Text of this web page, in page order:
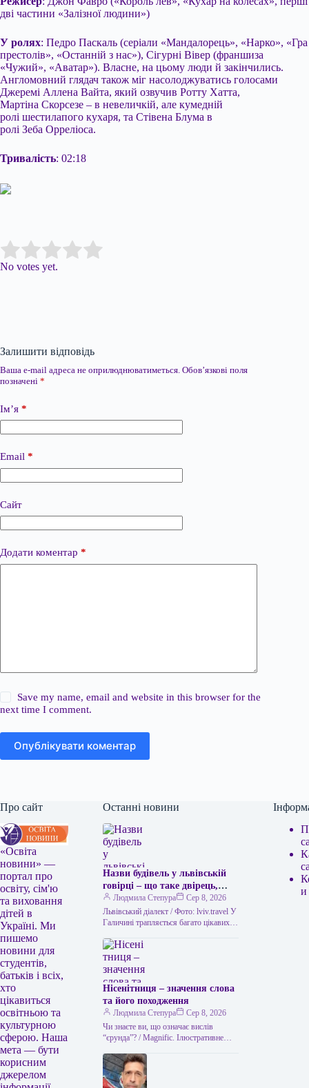
дві частини «Залізної людини»)
У ролях: Педро Паскаль (серіали «Мандалорець», «Нарко», «Гра
престолів», «Останній з нас»), Сігурні Вівер (франшиза
«Чужий», «Аватар»). Власне, на цьому люди й закінчились.
Англомовний глядач також міг насолоджуватись голосами
Джеремі Аллена Вайта, який озвучив Ротту Хатта,
Мартіна Скорсезе – в невеличкій, але кумедній
ролі шестилапого кухаря, та Стівена Блума в
ролі Зеба Орреліоса.
Тривалість: 02:18
Rate this item:
No votes yet.
Залишити відповідь
Ваша e-mail адреса не оприлюднюватиметься. Обов’язкові поля
позначені *
Ім’я *
Email *
Сайт
Додати коментар *
Save my name, email and website in this browser for the
next time I comment.
Опублікувати коментар
Про сайт
«Освіта
новини» —
портал про
освіту, сім'ю
та виховання
дітей в
Україні. Ми
пишемо
новини для
студентів,
батьків і всіх,
хто
цікавиться
освітньою та
культурною
сферою. Наша
мета — бути
корисним
джерелом
Останні новини
Назви будівель у львівській
говірці – що таке двірець,
креденс, кнайпа
Людмила Степура
Сер 8, 2026
Львівський діалект / Фото: lviv.travel У
Галичині трапляється багато цікавих
навіть досвідченого мандрівника. Тож
не дивно,…
Нісенітниця – значення слова
та його походження
Людмила Степура
Сер 8, 2026
Чи знаєте ви, що означає вислів
“єрунда”? / Magnific. Ілюстративне
виявляється цікавішою за його
пряме…
и